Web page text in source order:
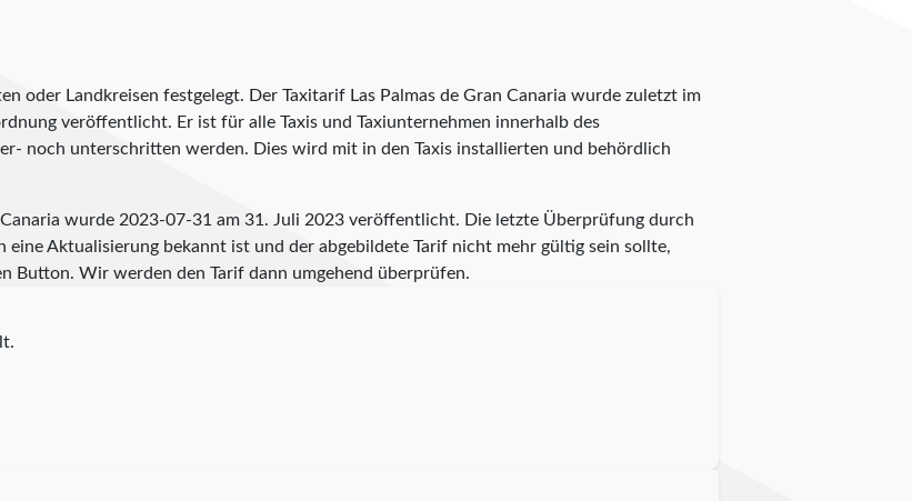
oder Landkreisen festgelegt. Der Taxitarif Las Palmas de Gran Canaria wurde zuletzt im
veröffentlicht. Er ist für alle Taxis und Taxiunternehmen innerhalb des
noch unterschritten werden. Dies wird mit in den Taxis installierten und behördlich
wurde 2023-07-31 am 31. Juli 2023 veröffentlicht. Die letzte Überprüfung durch
eine Aktualisierung bekannt ist und der abgebildete Tarif nicht mehr gültig sein sollte,
Button. Wir werden den Tarif dann umgehend überprüfen.